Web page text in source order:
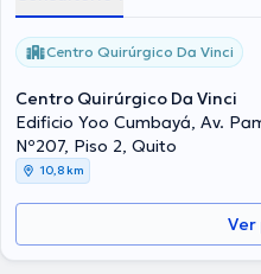
Centro Quirúrgico Da Vinci
Centro Quirúrgico Da Vinci
Edificio Yoo Cumbayá, Av.
Nº207, Piso 2, Quito
10,8 km
Ver